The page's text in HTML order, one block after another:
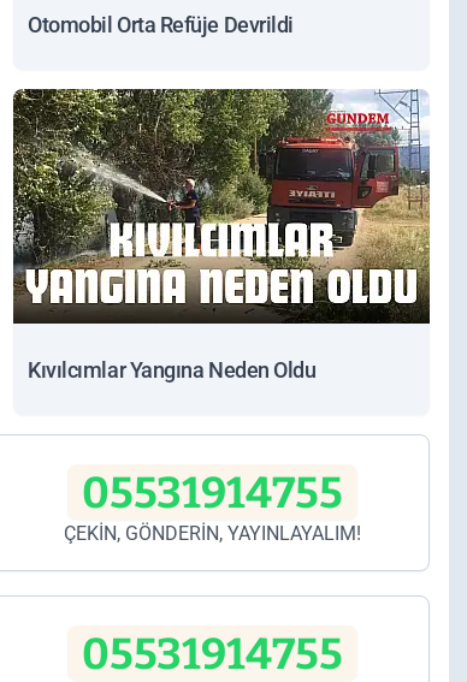
Otomobil Orta Refüje Devrildi
Kıvılcımlar Yangına Neden Oldu
05531914755
ÇEKİN, GÖNDERİN, YAYINLAYALIM!
05531914755